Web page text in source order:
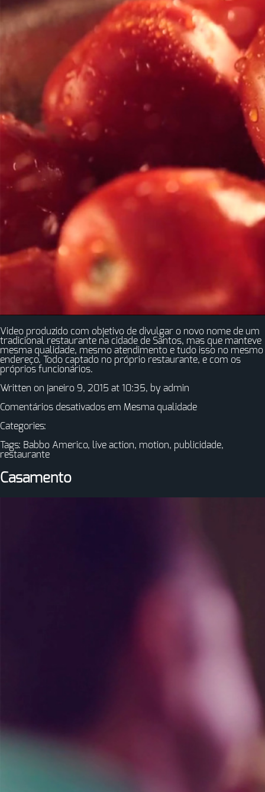
Video produzido com objetivo de divulgar o novo nome de um
tradicional restaurante na cidade de Santos, mas que manteve
mesma qualidade, mesmo atendimento e tudo isso no mesmo
endereço. Todo captado no próprio restaurante, e com os
próprios funcionários.
Written on janeiro 9, 2015 at 10:35, by admin
Comentários desativados em Mesma qualidade
Categories:
Tags: Babbo Americo, live action, motion, publicidade,
restaurante
Casamento